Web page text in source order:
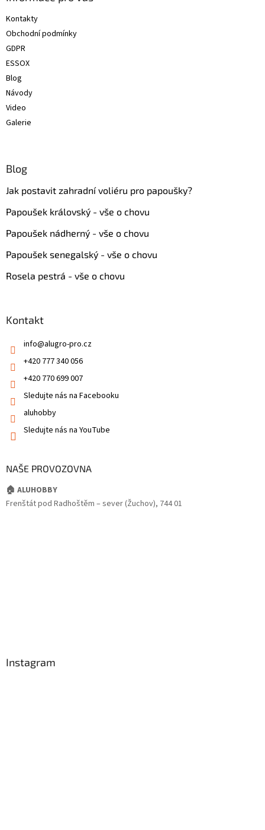
Kontakty
Obchodní podmínky
GDPR
ESSOX
Blog
Návody
Video
Galerie
Blog
Jak postavit zahradní voliéru pro papoušky?
Papoušek královský - vše o chovu
Papoušek nádherný - vše o chovu
Papoušek senegalský - vše o chovu
Rosela pestrá - vše o chovu
Kontakt
info@alugro-pro.cz
+420 777 340 056
+420 770 699 007
Sledujte nás na Facebooku
aluhobby
Sledujte nás na YouTube
NAŠE PROVOZOVNA
🏠 ALUHOBBY
Frenštát pod Radhoštěm – sever (Žuchov), 744 01
Instagram